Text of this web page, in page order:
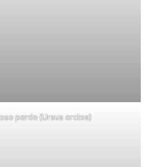
pardo (Ursus arctos)